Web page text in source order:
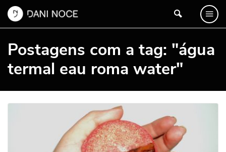
Postagens com a tag: "água
termal eau roma water"